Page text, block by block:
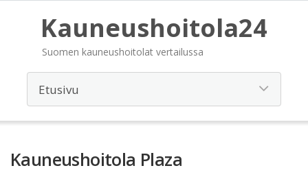
Kauneushoitola24
Suomen kauneushoitolat vertailussa
Kauneushoitola Plaza